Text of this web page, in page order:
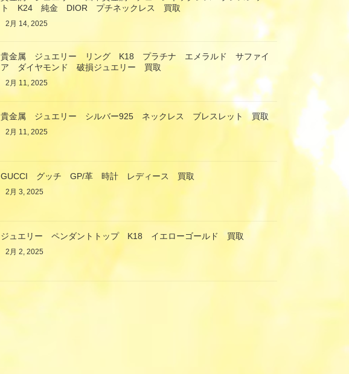
ト K24 純金 DIOR プチネックレス 買取
2月 14, 2025
貴金属 ジュエリー リング K18 プラチナ エメラルド サファイ
ア ダイヤモンド 破損ジュエリー 買取
2月 11, 2025
貴金属 ジュエリー シルバー925 ネックレス ブレスレット 買取
2月 11, 2025
GUCCI グッチ GP/革 時計 レディース 買取
2月 3, 2025
ジュエリー ペンダントトップ K18 イエローゴールド 買取
2月 2, 2025